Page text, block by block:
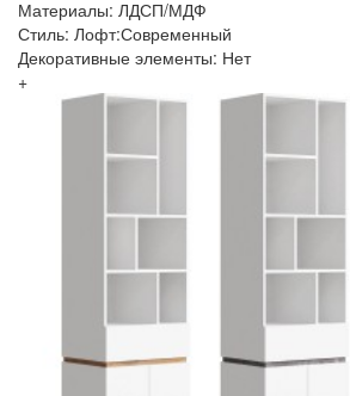
Материалы: ЛДСП/МДФ
Стиль: Лофт:Современный
Декоративные элементы: Нет
+